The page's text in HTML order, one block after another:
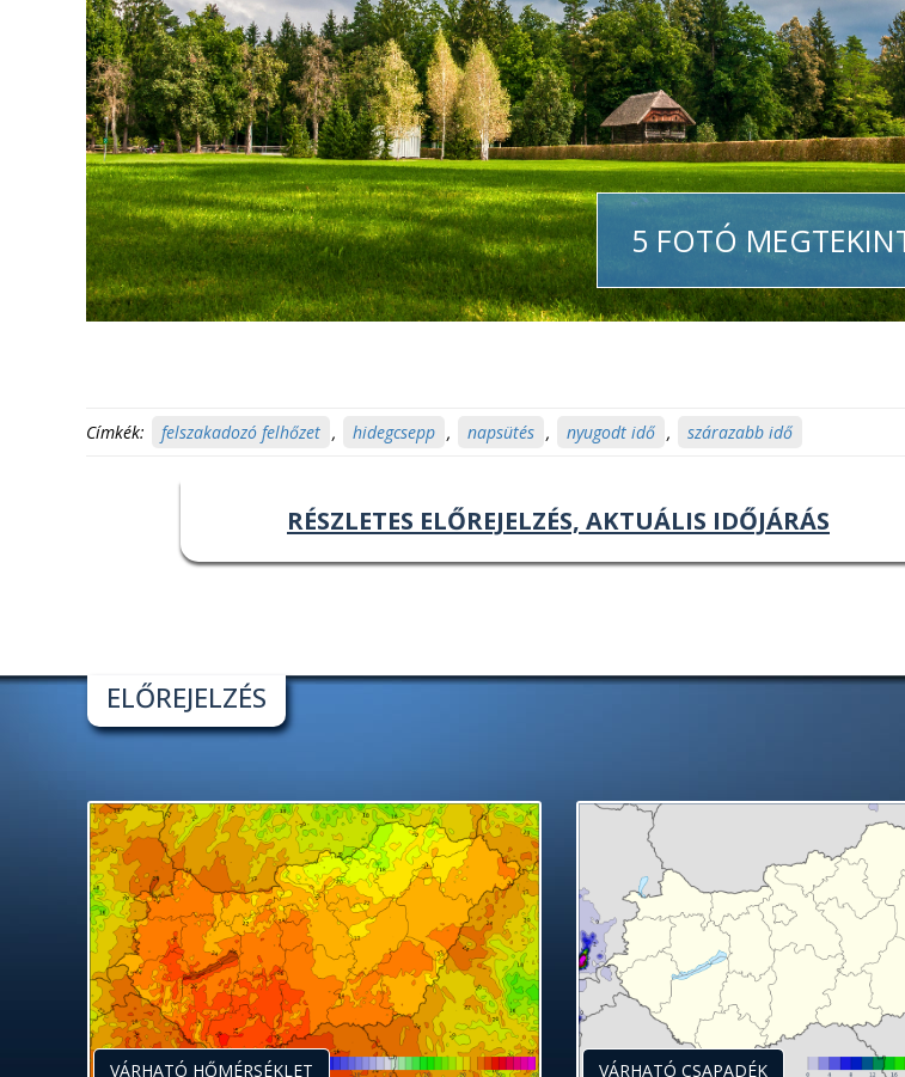
5 FOTÓ
Címkék: felszakadozó felhőzet , hidegcsepp , napsütés , nyugodt idő , szárazabb idő
RÉSZLETES ELŐREJELZÉS, AKTUÁLIS IDŐJÁRÁS
ELŐREJELZÉS
VÁRHATÓ HŐMÉRSÉKLET VÁRHATÓ CSAPADÉK